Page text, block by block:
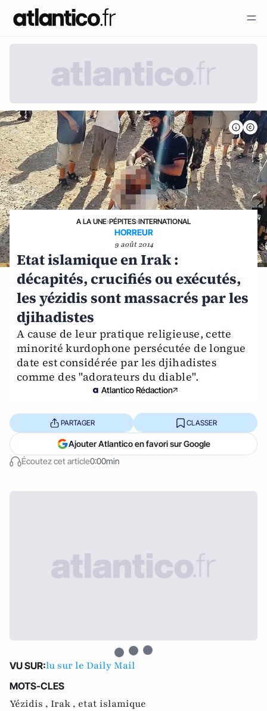
A LA UNE›PÉPITES›INTERNATIONAL
HORREUR
9 août 2014
Etat islamique en Irak :
décapités, crucifiés ou exécutés,
les yézidis sont massacrés par les
djihadistes
A cause de leur pratique religieuse, cette
minorité kurdophone persécutée de longue
date est considérée par les djihadistes
comme des "adorateurs du diable".
Atlantico Rédaction
Écoutez cet article0:00min
PARTAGER CLASSER
Ajouter Atlantico en favori sur Google
VU SUR:lu sur le Daily Mail
MOTS-CLES
Yézidis , Irak , etat islamique